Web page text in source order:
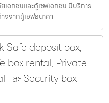
อกชนและตู้เซฟเอกชน มีบริการ
งจากตู้เซฟธนาคา
Safe deposit box,
box rental, Private
และ Security box